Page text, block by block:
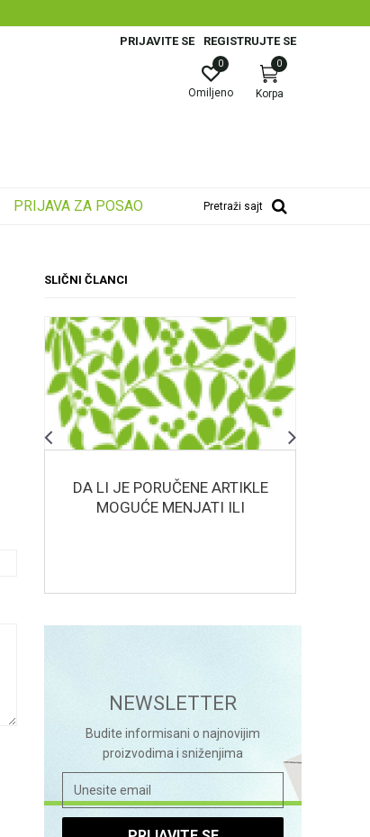
PRIJAVITE SE REGISTRUJTE SE
Korpa
0
Omiljeno
0
PRIJAVA ZA POSAO Pretraži sajt
SLIČNI ČLANCI
DA LI JE PORUČENE ARTIKLE
MOGUĆE MENJATI ILI
NEWSLETTER
Budite informisani o najnovijim
proizvodima i sniženjima